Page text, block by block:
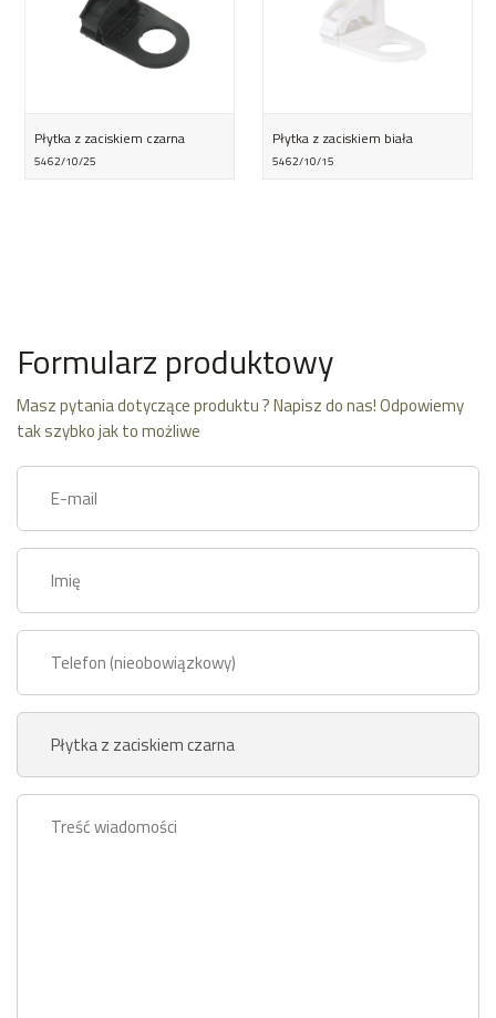
Płytka z zaciskiem czarna
5462/10/25
Płytka z zaciskiem biała
5462/10/15
Formularz produktowy
Masz pytania dotyczące produktu ? Napisz do nas! Odpowiemy
tak szybko jak to możliwe